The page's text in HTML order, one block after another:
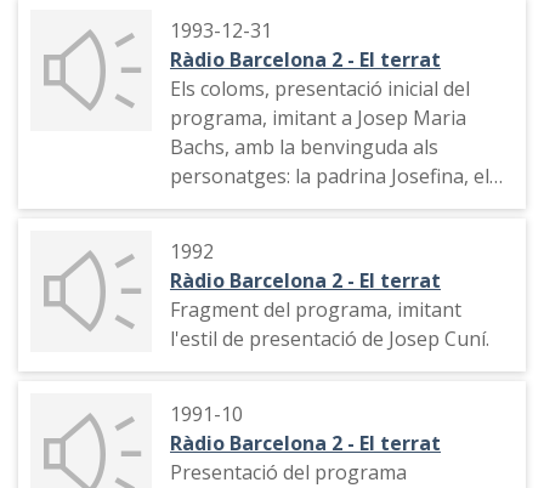
entrevisten a Joaquín Soler Serrano.
Breu intervenció de Matías Prats
(pare) i Xavier Sardà. Cançó de
l'equip del Terrat.
1993-12-31
Ràdio Barcelona 2 - El terrat
Els coloms, presentació inicial del
programa, imitant a Josep Maria
Bachs, amb la benvinguda als
personatges: la padrina Josefina, el
senyor Terrats, el iaio Perico,
l'equip.Bernando canta una cançó.
Sumari de continguts.!Què està
passant a Barcelona?" (les vacances,
increment de preus dels Transports
Metropolitans de Barcelona i
Correus). Bernardo canta una
segona cançó.
1992
Ràdio Barcelona 2 - El terrat
Fragment del programa, imitant
l'estil de presentació de Josep Cuní.
1991-10
Ràdio Barcelona 2 - El terrat
Presentació del programa